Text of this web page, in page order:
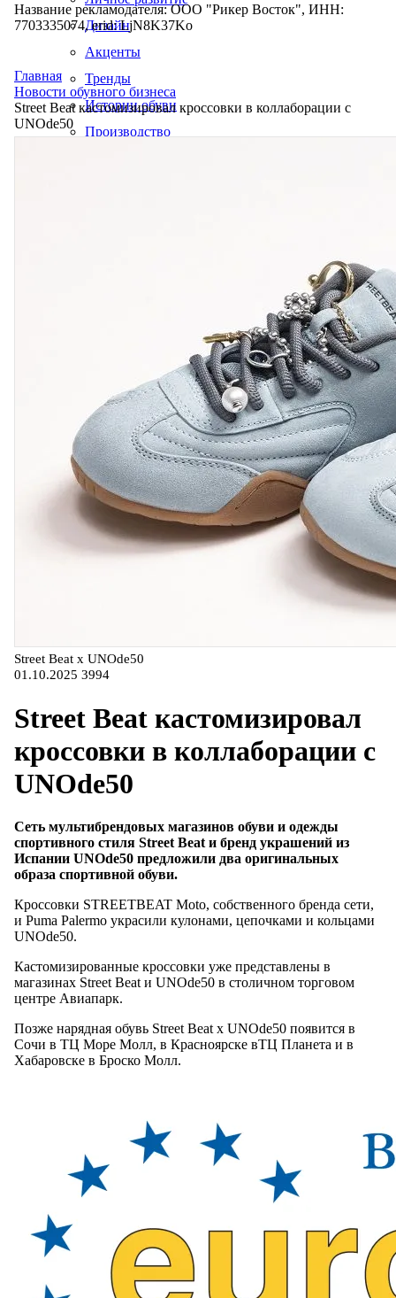
Дизайн
Акценты
Тренды
Истории обуви
Производство
Название рекламодателя: ООО "Рикер Восток", ИНН:
7703335074, erid: LjN8K37Ko
Главная
Новости обувного бизнеса
Street Beat кастомизировал кроссовки в коллаборации с
UNOde50
Street Beat x UNOde50
01.10.2025 3994
Street Beat кастомизировал
кроссовки в коллаборации с
UNOde50
Сеть мультибрендовых магазинов обуви и одежды
спортивного стиля Street Beat и бренд украшений из
Испании UNOde50 предложили два оригинальных
образа спортивной обуви.
Кроссовки STREETBEAT Moto, собственного бренда сети,
и Puma Palermo украсили кулонами, цепочками и кольцами
UNOde50.
Кастомизированные кроссовки уже представлены в
магазинах Street Beat и UNOde50 в столичном торговом
центре Авиапарк.
Позже нарядная обувь Street Beat x UNOde50 появится в
Сочи в ТЦ Море Молл, в Красноярске вТЦ Планета и в
Хабаровске в Броско Молл.